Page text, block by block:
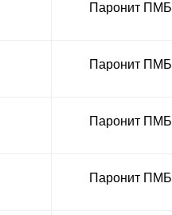
Паронит ПМБ
Паронит ПМБ
Паронит ПМБ
Паронит ПМБ